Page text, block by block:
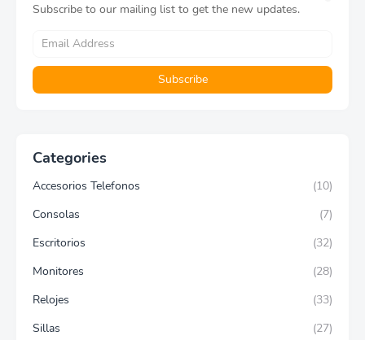
Subscribe to our mailing list to get the new updates.
Categories
Accesorios Telefonos
(10)
Consolas
(7)
Escritorios
(32)
Monitores
(28)
Relojes
(33)
Sillas
(27)